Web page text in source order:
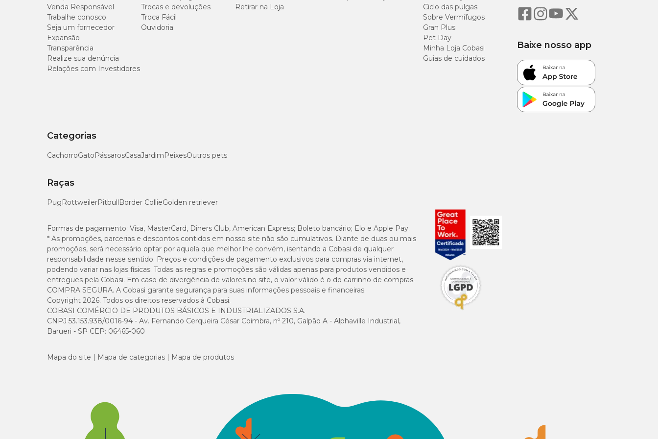
Composição
Celulose, polímeros, polietileno, polipropileno, papel, polímeros superabsorventes e fita adesiva.
Tapete Higiênico Super Secão Citrus com preço especial
Venda Responsável
Trabalhe conosco
Seja um fornecedor
Expansão
Transparência
Realize sua denúncia
Relações com Investidores
Trocas e devoluções
Troca Fácil
Ouvidoria
Retirar na Loja
Ciclo das pulgas
Sobre Vermífugos
Gran Plus
Pet Day
Minha Loja Cobasi
Guias de cuidados
Categorias
CachorroGatoPássarosCasaJardimPeixesOutros pets
Raças
PugRottweilerPitbullBorder CollieGolden retriever
Baixe nosso app
Formas de pagamento: Visa, MasterCard, Diners Club, American Express; Boleto bancário; Elo e Apple Pay.
* As promoções, parcerias e descontos contidos em nosso site não são cumulativos. Diante de duas ou mais
promoções, será necessário optar por aquela que melhor lhe convém, isentando a Cobasi de qualquer
responsabilidade nesse sentido. Preços e condições de pagamento exclusivos para compras via internet,
podendo variar nas lojas físicas. Todas as regras e promoções são válidas apenas para produtos vendidos e
entregues pela Cobasi. Em caso de divergência de valores no site, o valor válido é o do carrinho de compras.
COMPRA SEGURA. A Cobasi garante segurança para suas informações pessoais e financeiras.
Copyright 2026. Todos os direitos reservados à Cobasi.
COBASI COMÉRCIO DE PRODUTOS BÁSICOS E INDUSTRIALIZADOS S.A.
CNPJ 53.153.938/0016-94 - Av. Fernando Cerqueira César Coimbra, nº 210, Galpão A - Alphaville Industrial,
Barueri - SP CEP: 06465-060
Mapa do site Mapa de categorias Mapa de produtos